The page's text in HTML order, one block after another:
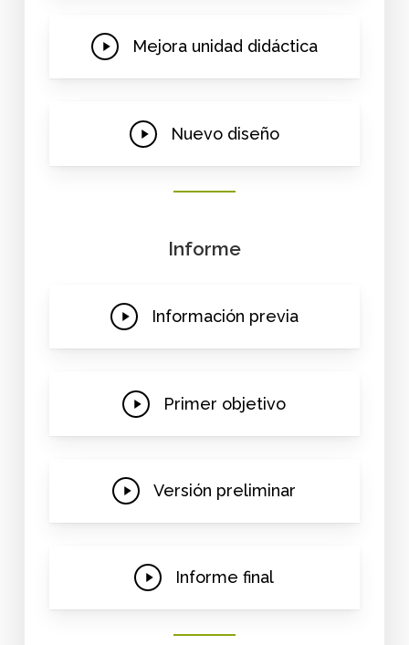
Play
Mejora unidad didáctica
Play
Nuevo diseño
Informe
Play
Información previa
Play
Primer objetivo
Play
Versión preliminar
Play
Informe final